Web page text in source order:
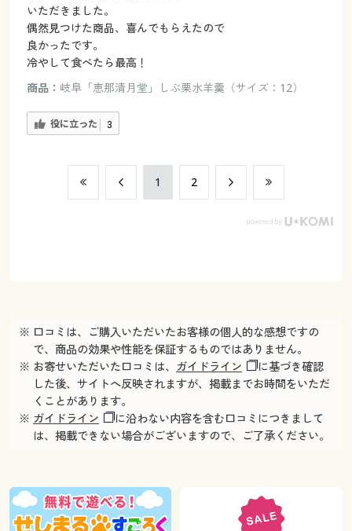
いただきました。
偶然見つけた商品、喜んでもらえたので
良かったです。
冷やして食べたら最高！
商品： 岐阜「恵那清月堂」しぶ栗水羊羹（サイズ：12）
役に立った 3
​1 ​2
※ 口コミは、ご購入いただいたお客様の個人的な感想ですの
で、商品の効果や性能を保証するものではありません。
※ お寄せいただいた口コミは、 ガイドライン
に基づき確認
した後、サイトへ反映されますが、掲載までお時間をいただ
くことがあります。
※ ガイドライン
に沿わない内容を含む口コミにつきまして
は、掲載できない場合がございますので、ご了承ください。